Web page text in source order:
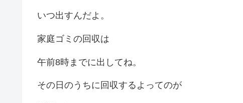
いつ出すんだよ。
家庭ゴミの回収は
午前8時までに出してね。
その日のうちに回収するよってのが